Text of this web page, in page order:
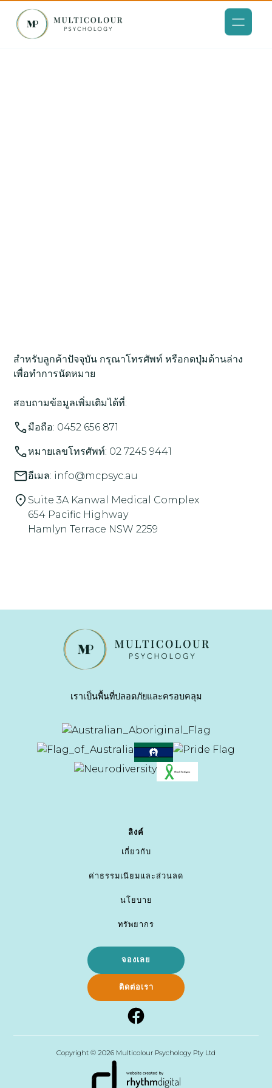
สำหรับลูกค้าปัจจุบัน กรุณาโทรศัพท์ หรือกดปุ่มด้านล่าง
เพื่อทำการนัดหมาย
สอบถามข้อมูลเพิ่มเติมได้ที่:
มือถือ: 0452 656 871
หมายเลขโทรศัพท์: 02 7245 9441
อีเมล: info@mcpsyc.au
Suite 3A Kanwal Medical Complex
654 Pacific Highway
Hamlyn Terrace NSW 2259
เราเป็นพื้นที่ปลอดภัยและครอบคลุม
ลิงค์
เกี่ยวกับ
ค่าธรรมเนียมและส่วนลด
นโยบาย
ทรัพยากร
จองเลย
ติดต่อเรา
Copyright © 2026 Multicolour Psychology Pty Ltd